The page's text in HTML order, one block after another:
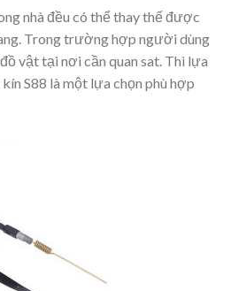
nhà đều có thể thay thế được
Trong trường hợp người dùng
vật tại nơi cần quan sat. Thì lựa
S88 là một lựa chọn phù hợp